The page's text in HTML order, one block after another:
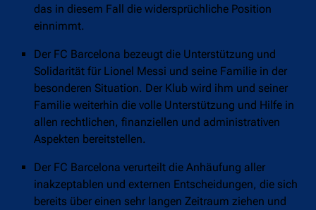
das in diesem Fall die widersprüchliche Position
einnimmt.
Der FC Barcelona bezeugt die Unterstützung und
Solidarität für Lionel Messi und seine Familie in der
besonderen Situation. Der Klub wird ihm und seiner
Familie weiterhin die volle Unterstützung und Hilfe in
allen rechtlichen, finanziellen und administrativen
Aspekten bereitstellen.
Der FC Barcelona verurteilt die Anhäufung aller
inakzeptablen und externen Entscheidungen, die sich
bereits über einen sehr langen Zeitraum ziehen und